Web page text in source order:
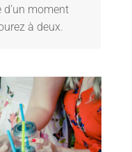
moment
à deux.